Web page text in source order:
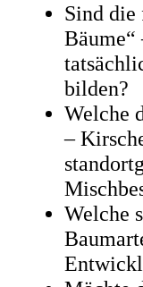
Sind die
bilden?
Welche
–
Welche